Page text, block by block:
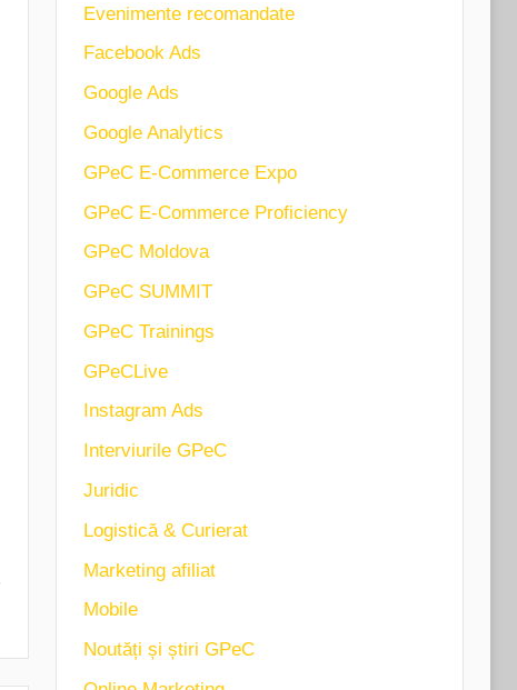
Evenimente recomandate
Facebook Ads
Google Ads
Google Analytics
GPeC E-Commerce Expo
GPeC E-Commerce Proficiency
GPeC Moldova
GPeC SUMMIT
GPeC Trainings
GPeCLive
Instagram Ads
Interviurile GPeC
Juridic
Logistică & Curierat
Marketing afiliat
Mobile
Noutăți și știri GPeC